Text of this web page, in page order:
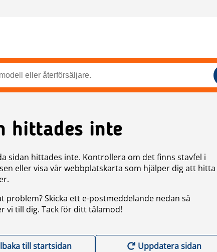
hittades inte
sidan hittades inte. Kontrollera om det finns stavfel i
eller visa vår webbplatskarta som hjälper dig att
problem? Skicka ett e-postmeddelande nedan så
vi till dig. Tack för ditt tålamod!
till startsidan Uppdatera sidan